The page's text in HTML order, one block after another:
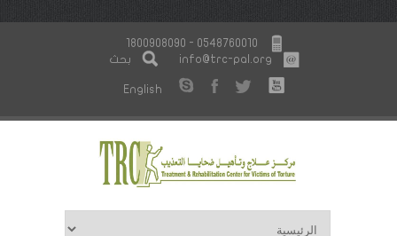
1800908090 - 0548760010
info@trc-pal.org
بحث
English